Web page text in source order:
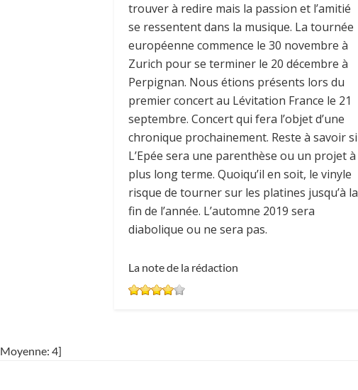
trouver à redire mais la passion et l’amitié
se ressentent dans la musique. La tournée
européenne commence le 30 novembre à
Zurich pour se terminer le 20 décembre à
Perpignan. Nous étions présents lors du
premier concert au Lévitation France le 21
septembre. Concert qui fera l’objet d’une
chronique prochainement. Reste à savoir si
L’Epée sera une parenthèse ou un projet à
plus long terme. Quoiqu’il en soit, le vinyle
risque de tourner sur les platines jusqu’à la
fin de l’année. L’automne 2019 sera
diabolique ou ne sera pas.
La note de la rédaction
Moyenne: 4]